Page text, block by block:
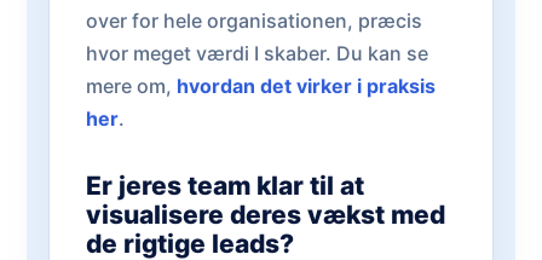
over for hele organisationen, præcis
hvor meget værdi I skaber. Du kan se
mere om, hvordan det virker i praksis
her.
Er jeres team klar til at
visualisere deres vækst med
de rigtige leads?